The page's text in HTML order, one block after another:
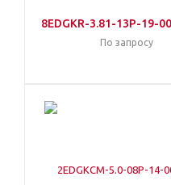
8EDGKR-3.81-13P-19-
По запросу